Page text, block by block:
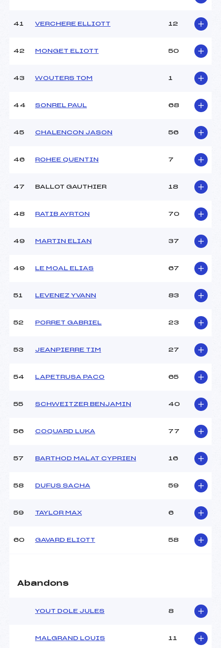
41 VERCHERE ELLIOTT 12
42 MONGET ELIOTT 50
43 WOUTERS TOM 1
44 SONREL PAUL 68
45 CHALENCON JASON 56
46 ROHEE QUENTIN 7
47 BALLOT GAUTHIER 18
48 RATIB AYRTON 70
49 MARTIN ELIAN 37
49 LE MOAL ELIAS 67
51 LEVENEZ YVANN 83
52 PORRET GABRIEL 23
53 JEANPIERRE TIM 27
54 LAPETRUSA PACO 65
55 SCHWEITZER BENJAMIN 40
56 COQUARD LUKA 77
57 BARTHOD MALAT CYPRIEN 16
58 DUFUS SACHA 59
59 TAYLOR MAX 6
60 GAVARD ELIOTT 58
Abandons
YOUT DOLE JULES 8
MALGRAND LOUIS 11